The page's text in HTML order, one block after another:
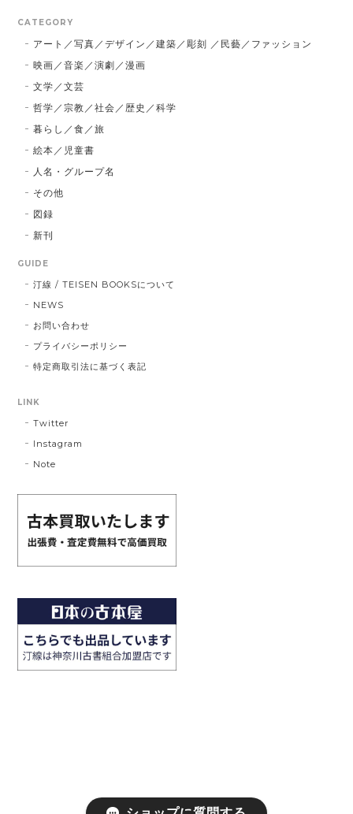
CATEGORY
アート／写真／デザイン／建築／彫刻 ／民藝／ファッション
映画／音楽／演劇／漫画
文学／文芸
哲学／宗教／社会／歴史／科学
暮らし／食／旅
絵本／児童書
人名・グループ名
その他
図録
新刊
GUIDE
汀線 / TEISEN BOOKSについて
NEWS
お問い合わせ
プライバシーポリシー
特定商取引法に基づく表記
LINK
Twitter
Instagram
Note